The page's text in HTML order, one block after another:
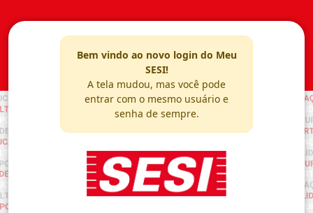
Bem vindo ao novo login do Meu
SESI!
A tela mudou, mas você pode
entrar com o mesmo usuário e
senha de sempre.